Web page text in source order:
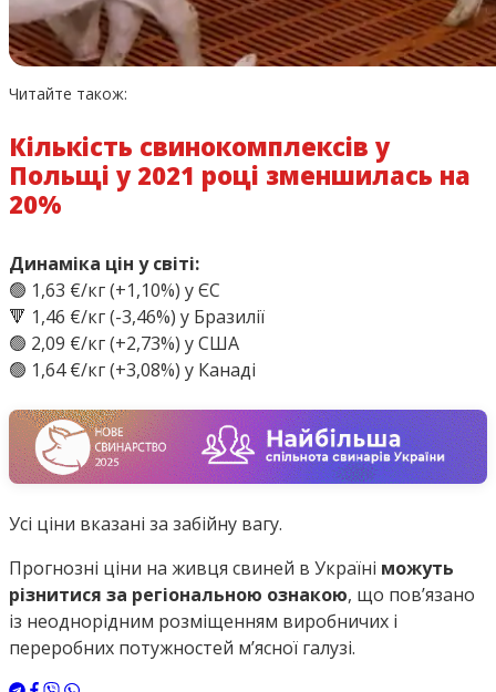
Читайте також:
Кількість свинокомплексів у
Польщі у 2021 році зменшилась на
20%
Динаміка цін у світі:
🟢 1,63 €/кг (+1,10%) у ЄС
🔻 1,46 €/кг (-3,46%) у Бразилії
🟢 2,09 €/кг (+2,73%) у США
🟢 1,64 €/кг (+3,08%) у Канаді
Усі ціни вказані за забійну вагу.
Прогнозні ціни на живця свиней в Україні можуть
різнитися за регіональною ознакою, що пов’язано
із неоднорідним розміщенням виробничих і
переробних потужностей м’ясної галузі.